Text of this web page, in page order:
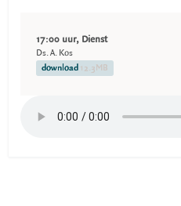
17:00 uur, Dienst
Ds. A. Kos
download 12.3MB